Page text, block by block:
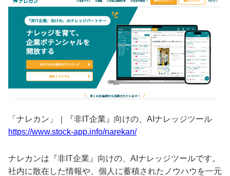
「ナレカン」｜『非IT企業』向けの、AIナレッジツール
https://www.stock-app.info/narekan/
ナレカンは『非IT企業』向けの、AIナレッジツールです。
社内に散在した情報や、個人に蓄積されたノウハウを一元